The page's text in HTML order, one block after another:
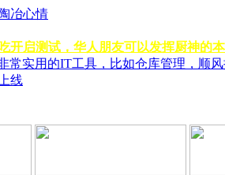
冶心情
开启测试，华人朋友可以发挥厨神的
常实用的IT工具，比如仓库管理，顺
线